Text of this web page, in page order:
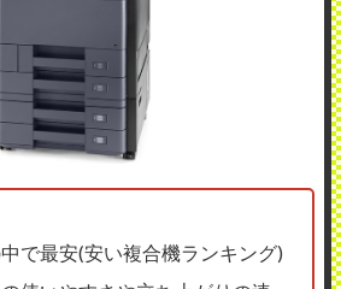
で最安(安い複合機ランキング)